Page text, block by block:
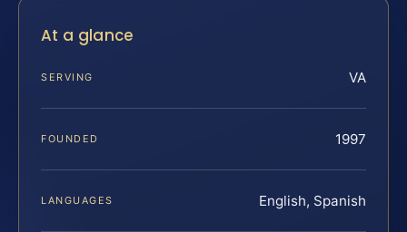
At a glance
SERVING VA
FOUNDED 1997
LANGUAGES English, Spanish